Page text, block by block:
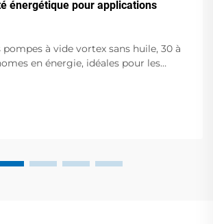
énergétique pour applications
pompes à vide vortex sans huile, 30 à
en énergie, idéales pour les
Demandez un devis dès